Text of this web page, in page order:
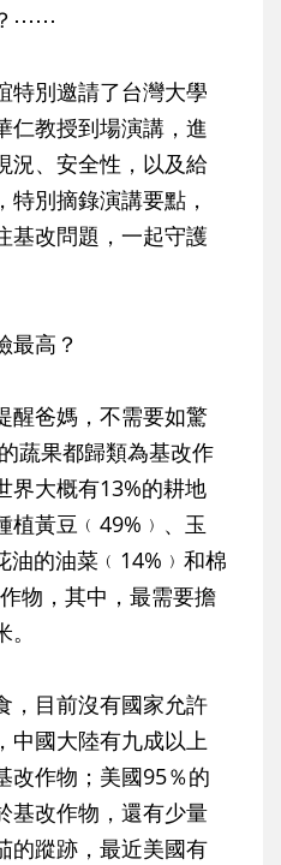
⋯⋯
特別邀請了台灣大學
仁教授到場演講，進
況、安全性，以及給
別摘錄演講要點，
基改問題，一起守護
最高？
醒爸媽，不需要如驚
蔬果都歸類為基改作
界大概有13%的耕地
植黃豆﹙49%﹚、玉
油的油菜﹙14%﹚和棉
物，其中，最需要擔
，目前沒有國家允許
中國大陸有九成以上
改作物；美國95％的
基改作物，還有少量
的蹤跡，最近美國有